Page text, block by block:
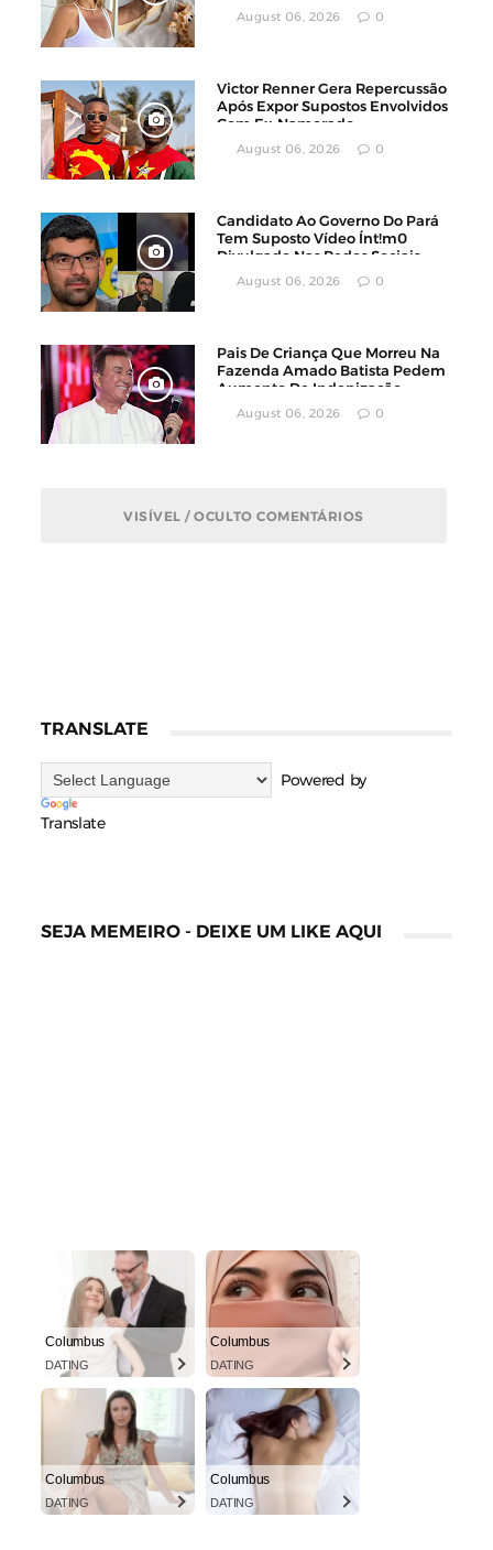
Luta Contra O Câncer
August 06, 2026 0
Victor Renner Gera Repercussão
Após Expor Supostos Envolvidos
Com Ex-Namorado
August 06, 2026 0
Candidato Ao Governo Do Pará
Tem Suposto Vídeo Ínt!m0
Divulgado Nas Redes Sociais
August 06, 2026 0
Pais De Criança Que Morreu Na
Fazenda Amado Batista Pedem
Aumento De Indenização
August 06, 2026 0
VISÍVEL / OCULTO COMENTÁRIOS
TRANSLATE
Powered by
Translate
SEJA MEMEIRO - DEIXE UM LIKE AQUI
Columbus
DATING
Columbus
DATING
Columbus
DATING
Columbus
DATING